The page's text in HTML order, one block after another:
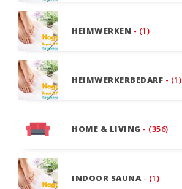
HEIMWERKEN - (1)
HEIMWERKERBEDARF - (1)
HOME & LIVING - (356)
INDOOR SAUNA - (1)